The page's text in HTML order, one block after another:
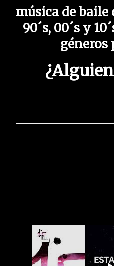
música de baile
90´s, 00´s y
géneros